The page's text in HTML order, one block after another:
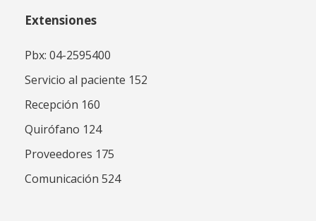
Extensiones
Pbx: 04-2595400
Servicio al paciente 152
Recepción 160
Quirófano 124
Proveedores 175
Comunicación 524